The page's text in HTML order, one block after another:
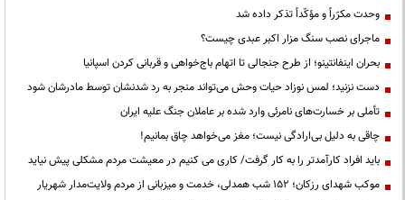
وحدت مکرّراً و مؤکّداً تذکر داده شد
ماجرای نصب سنگ مزار اکبر عبدی چیست؟
بحران اینفانتینو؛ از طرح جنجالی تا اتهام باج‌خواهی و قربانی کردن اسپانیا
دست نزنید؛ لمس نوزاد حیات وحش می‌تواند منجر به رد شدنشان توسط مادرشان شود
تأملی بر خسارت‌های نامرئی وارد شده بر عاملان جنگ علیه ایران
چاقی به دلیل بی‌ارادگی نیست؛ مغز می‌خواهد چاق بمانیم!
باید افراد کارآمدتر را به کار گرفت/ کاری می کنیم در معیشت مردم مشکلی پیش نیاید
موکب شهدای رزکان؛ ۱۵۲ شب همدلی، خدمت و میزبانی از مردم ولایت‌مدار شهریار